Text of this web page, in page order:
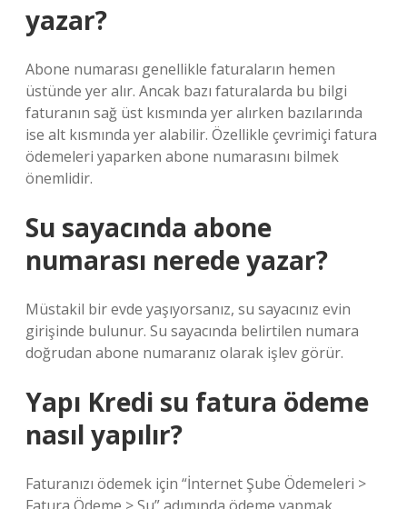
yazar?
Abone numarası genellikle faturaların hemen
üstünde yer alır. Ancak bazı faturalarda bu bilgi
faturanın sağ üst kısmında yer alırken bazılarında
ise alt kısmında yer alabilir. Özellikle çevrimiçi fatura
ödemeleri yaparken abone numarasını bilmek
önemlidir.
Su sayacında abone
numarası nerede yazar?
Müstakil bir evde yaşıyorsanız, su sayacınız evin
girişinde bulunur. Su sayacında belirtilen numara
doğrudan abone numaranız olarak işlev görür.
Yapı Kredi su fatura ödeme
nasıl yapılır?
Faturanızı ödemek için “İnternet Şube Ödemeleri >